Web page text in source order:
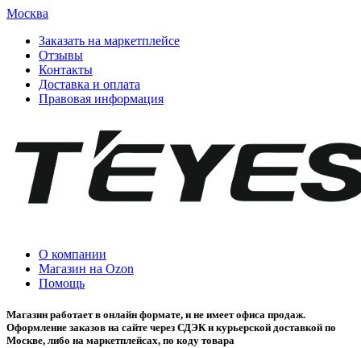
Москва
Заказать на маркетплейсе
Отзывы
Контакты
Доставка и оплата
Правовая информация
О компании
Магазин на Ozon
Помощь
Магазин работает в онлайн формате, и не имеет офиса продаж.
Оформление заказов на сайте через СДЭК и курьерской доставкой по
Москве, либо на маркетплейсах, по коду товара